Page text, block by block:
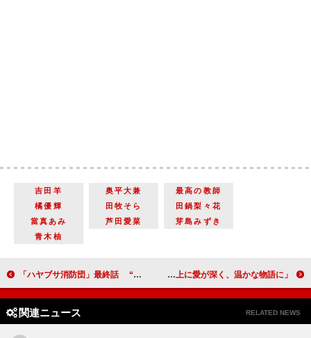
吉田羊 奥平大兼
最高の教師
橘優輝
田牧そら
田鍋梨々花
當真あみ
芦田愛菜
芽島みずき
青木柚
「ハヤブサ消防団」最終話 “中山田”山本耕史に謝罪の声 「疑ってごめんなさい」「間違いなく今作のMVP」 ドラマ「義母と娘のブルース」謹賀新年SPで、ついに完結 主演の綾瀬はるか「これまで以上に愛が深く、温かな物語に」
関連ニュース RELATED NEWS